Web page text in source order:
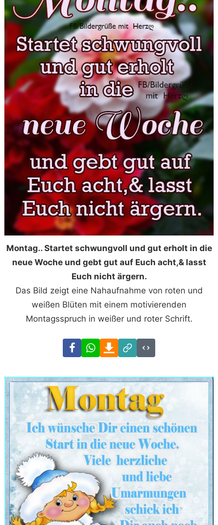
Montag.. Startet schwungvoll und gut erholt in die
neue Woche und gebt gut auf Euch acht,& lasst
Euch nicht ärgern.
Das Bild zeigt eine Nahaufnahme von roten und
weißen Blüten mit einem motivierenden
Montagsspruch in weißer und roter Schrift.
FacebookWhatsAppDownload
Link
Code